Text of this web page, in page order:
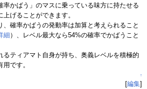
率かばう」のマスに乗っている味方に持たせる
げることができます。
、確率かばうの発動率は加算と考えられること
細 ）、レベル最大なら54%の確率でかばうこと
るティアマト自身が持ち、奥義レベルを積極的
です。
↑
[編集]